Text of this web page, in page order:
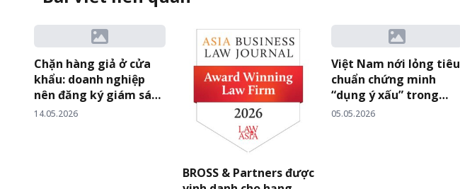
Chặn hàng giả ở cửa
khẩu: doanh nghiệp
nên đăng ký giám sát
hải quan hay yêu cầu
14.05.2026
BROSS & Partners được
Việt Nam nới lỏng tiêu
chuẩn chứng minh
“dụng ý xấu” trong
đăng ký nhãn hiệu:
05.05.2026